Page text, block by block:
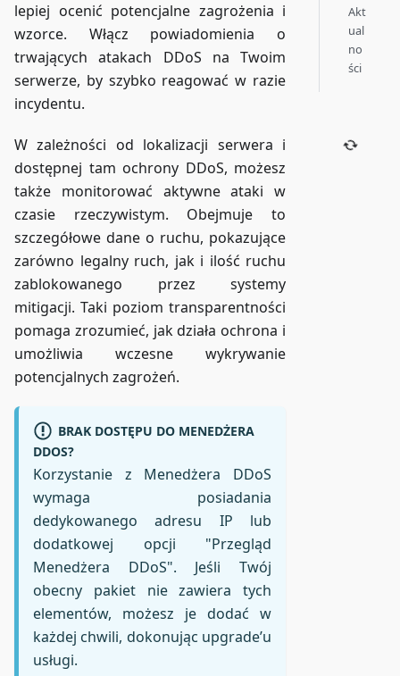
lepiej ocenić potencjalne zagrożenia i
wzorce. Włącz powiadomienia o
trwających atakach DDoS na Twoim
serwerze, by szybko reagować w razie
incydentu.
W zależności od lokalizacji serwera i
dostępnej tam ochrony DDoS, możesz
także monitorować aktywne ataki w
czasie rzeczywistym. Obejmuje to
szczegółowe dane o ruchu, pokazujące
zarówno legalny ruch, jak i ilość ruchu
zablokowanego przez systemy
mitigacji. Taki poziom transparentności
pomaga zrozumieć, jak działa ochrona i
umożliwia wczesne wykrywanie
potencjalnych zagrożeń.
BRAK DOSTĘPU DO MENEDŻERA
DDOS?
Korzystanie z Menedżera DDoS
wymaga posiadania
dedykowanego adresu IP lub
dodatkowej opcji "Przegląd
Menedżera DDoS". Jeśli Twój
obecny pakiet nie zawiera tych
elementów, możesz je dodać w
każdej chwili, dokonując upgrade’u
usługi.
Akt
ual
no
ści